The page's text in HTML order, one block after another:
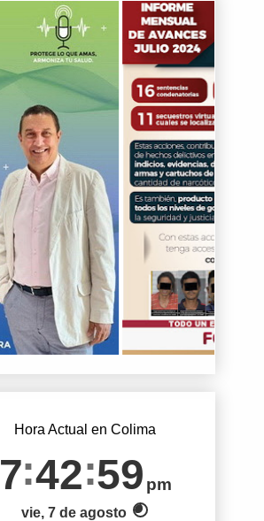
Hora Actual en Colima
7 42 59 pm
vie, 7 de agosto